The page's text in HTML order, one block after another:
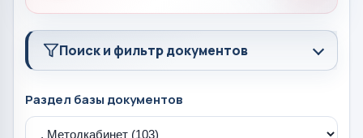
Поиск и фильтр документов
Раздел базы документов